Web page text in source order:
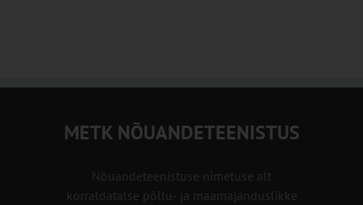
METK NÕUANDETEENISTUS
Nõuandeteenistuse nimetuse alt
korraldatalse põllu- ja maamajanduslikke